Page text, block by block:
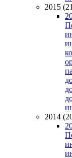
2015
2014